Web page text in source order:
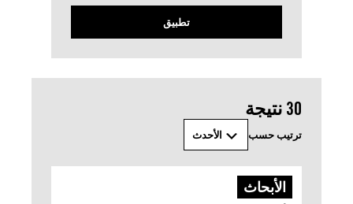
تطبيق
‫‫30 نتيجة
ترتيب حسب الأحدث
الأبحاث